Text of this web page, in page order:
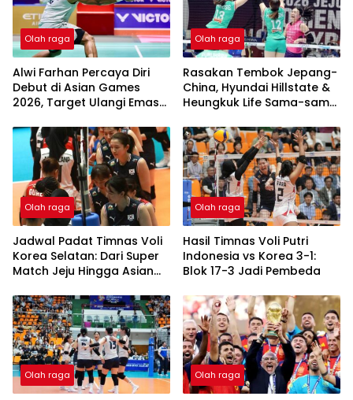
Olah raga
Alwi Farhan Percaya Diri
Debut di Asian Games
2026, Target Ulangi Emas
Olah raga
Rasakan Tembok Jepang-
China, Hyundai Hillstate &
Heungkuk Life Sama-sama
1 Set
Olah raga
Jadwal Padat Timnas Voli
Korea Selatan: Dari Super
Match Jeju Hingga Asian
Olah raga
Hasil Timnas Voli Putri
Indonesia vs Korea 3-1:
Blok 17-3 Jadi Pembeda
Olah raga Olah raga